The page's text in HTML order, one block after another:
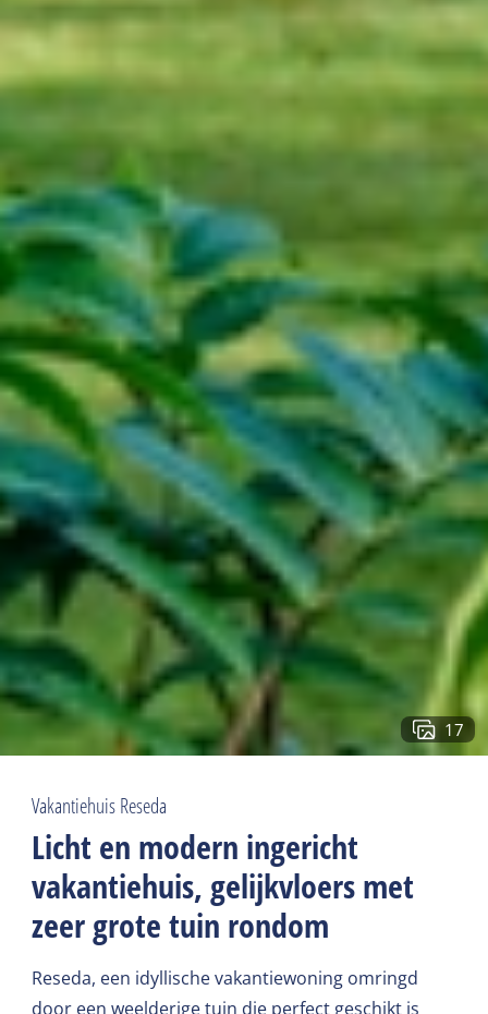
17
Vakantiehuis Reseda
Licht en modern ingericht
vakantiehuis, gelijkvloers met
zeer grote tuin rondom
Reseda, een idyllische vakantiewoning omringd
door een weelderige tuin die perfect geschikt is